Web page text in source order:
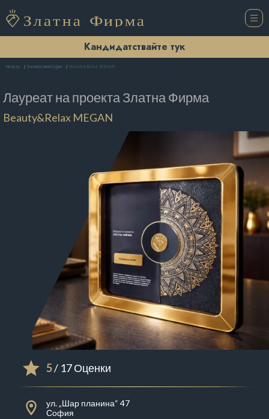
Кандидатствайте тук
Начало Зоомагазини София Beauty&Relax MEGAN
Лауреат на проектаЗлатна Фирма
Beauty&Relax MEGAN
5/ 17 Оценки
ул. „Шар планина“ 47
София